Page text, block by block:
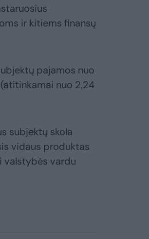
ir kitiems finansų
pajamos nuo
nuo 2,24
subjektų skola
vidaus produktas
valstybės vardu